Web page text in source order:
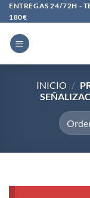
Saltar
al
contenido
ENTREGAS 24/72H -
180€
INICIO /